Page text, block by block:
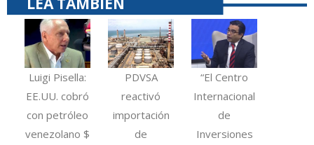
Luigi Pisella:
EE.UU. cobró
con petróleo
venezolano $
PDVSA
reactivó
importación
de
“El Centro
Internacional
de
Inversiones